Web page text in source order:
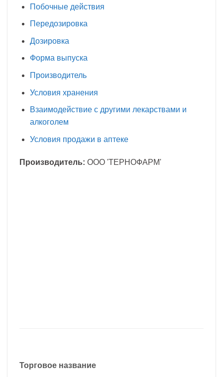
Побочные действия
Передозировка
Дозировка
Форма выпуска
Производитель
Условия хранения
Взаимодействие с другими лекарствами и
алкоголем
Условия продажи в аптеке
Производитель: ООО 'ТЕРНОФАРМ'
Торговое название